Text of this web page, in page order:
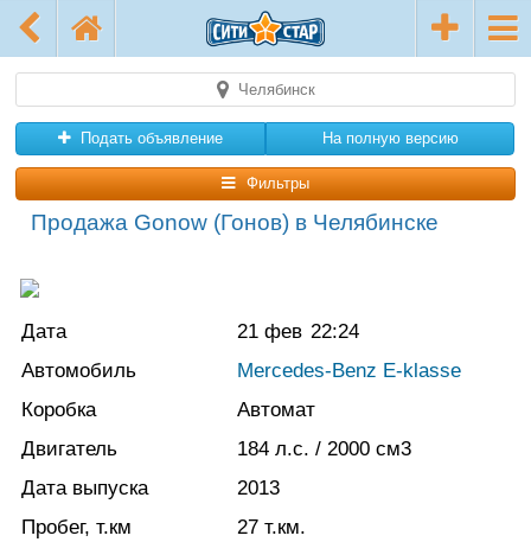
Челябинск
Подать объявление На полную версию
Фильтры
Продажа Gonow (Гонов) в Челябинске
Дата 21 фев 22:24
Автомобиль
Mercedes-Benz E-klasse
Коробка
Автомат
Двигатель
184 л.с. / 2000 см3
Дата выпуска
2013
Пробег, т.км
27 т.км.